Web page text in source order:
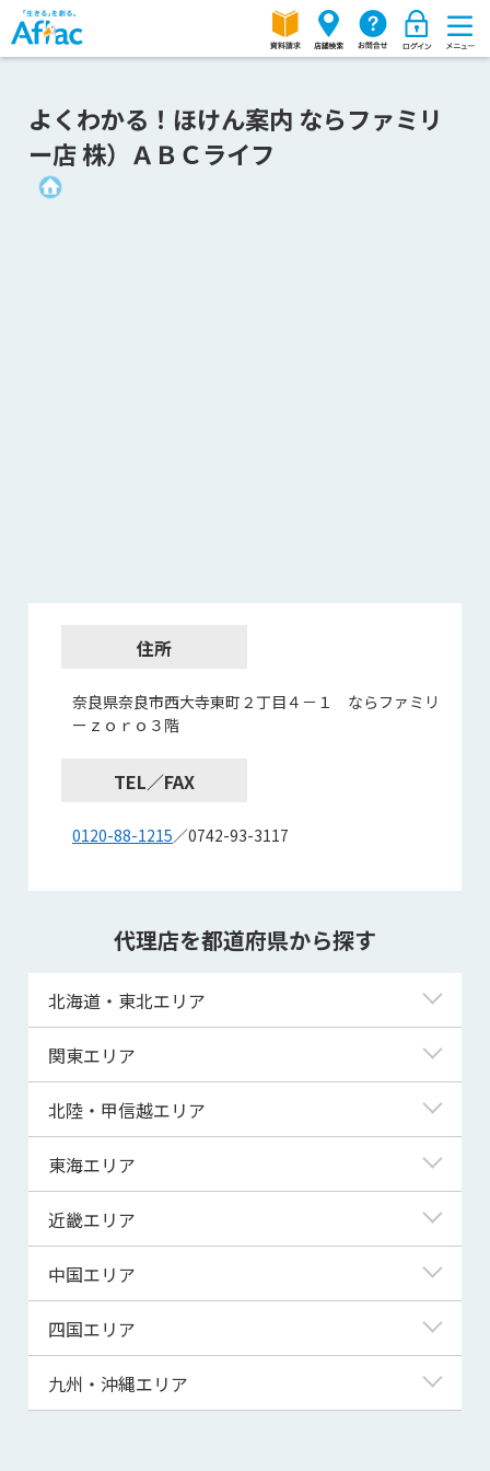
よくわかる！ほけん案内 ならファミリ
ー店 株）ＡＢＣライフ
住所
奈良県奈良市西大寺東町２丁目４－１ ならファミリ
ーｚｏｒｏ３階
TEL／FAX
0120-88-1215／0742-93-3117
代理店を都道府県から探す
北海道・東北エリア
北海道
青森県
宮城県
秋田県
山形県
関東エリア
東京都
神奈川県
埼玉県
千葉県
茨城県
群馬県
北陸・甲信越エリア
新潟県
富山県
福井県
山梨県
長野県
東海エリア
岐阜県
静岡県
三重県
近畿エリア
滋賀県
京都府
大阪府
兵庫県
中国エリア
鳥取県
島根県
四国エリア
徳島県
九州・沖縄エリア